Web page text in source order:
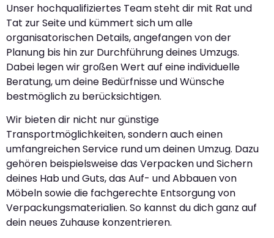
Unser hochqualifiziertes Team steht dir mit Rat und
Tat zur Seite und kümmert sich um alle
organisatorischen Details, angefangen von der
Planung bis hin zur Durchführung deines Umzugs.
Dabei legen wir großen Wert auf eine individuelle
Beratung, um deine Bedürfnisse und Wünsche
bestmöglich zu berücksichtigen.
Wir bieten dir nicht nur günstige
Transportmöglichkeiten, sondern auch einen
umfangreichen Service rund um deinen Umzug. Dazu
gehören beispielsweise das Verpacken und Sichern
deines Hab und Guts, das Auf- und Abbauen von
Möbeln sowie die fachgerechte Entsorgung von
Verpackungsmaterialien. So kannst du dich ganz auf
dein neues Zuhause konzentrieren.